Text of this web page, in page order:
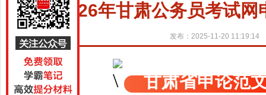
2026年甘肃公务员考试
发布：2025-11-20 11:19:14
甘肃省申论范